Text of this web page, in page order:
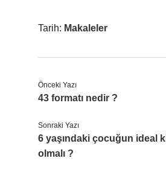
Tarih: Makaleler
Önceki Yazı
43 formatı nedir ?
Sonraki Yazı
6 yaşındaki çocuğun ideal
olmalı ?